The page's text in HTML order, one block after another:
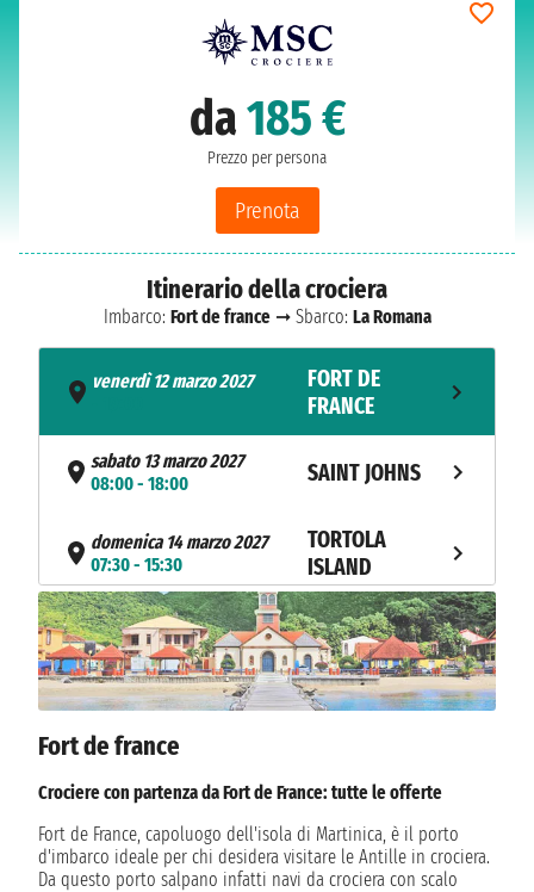
da185 €
Prezzo per persona
Prenota
Itinerario della crociera
Imbarco: Fort de france➞ Sbarco: La Romana
venerdì 12 marzo 2027
FORT DE
FRANCE
sabato 13 marzo 2027
08:00 - 18:00
SAINT JOHNS
domenica 14 marzo 2027
07:30 - 15:30
TORTOLA
ISLAND
lunedì 15 marzo 2027
09:00
LA ROMANA
Fort de france
Crociere con partenza da Fort de France: tutte le offerte
Fort de France, capoluogo dell'isola di Martinica, è il porto
d'imbarco ideale per chi desidera visitare le Antille in crociera.
Da questo porto salpano infatti navi da crociera con scalo